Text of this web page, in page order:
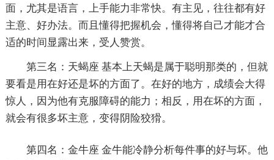
面，尤其是语言，上手能力非常快。有主见，往往都有好
主意、好办法。而且懂得把握机会，懂得将自己才能才合
适的时间显露出来，受人赞赏。
第三名：天蝎座 基本上天蝎是属于聪明那类的，但就
要看是用在好还是坏的方面了。在好的地方，成绩会大得
惊人，因为他有克服障碍的能力；相反，用在坏的方面，
就会有很多坏主意，变得阴险狡猾。
第四名：金牛座 金牛能冷静分析每件事的好与坏。他